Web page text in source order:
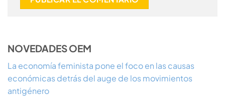
NOVEDADES OEM
La economía feminista pone el foco en las causas
económicas detrás del auge de los movimientos
antigénero